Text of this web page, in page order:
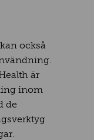
också
är
inom
de